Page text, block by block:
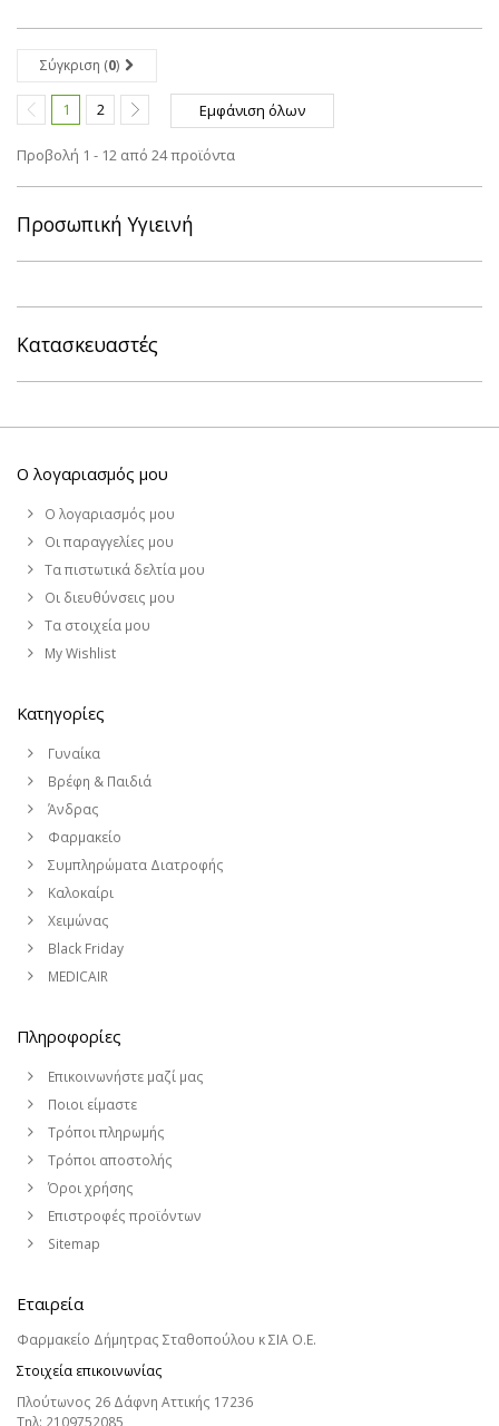
Σύγκριση (0)
Εμφάνιση όλων
1 2
Προβολή 1 - 12 από 24 προϊόντα
Προσωπική Υγιεινή
Κατασκευαστές
Ο λογαριασμός μου
Ο λογαριασμός μου
Οι παραγγελίες μου
Τα πιστωτικά δελτία μου
Οι διευθύνσεις μου
Τα στοιχεία μου
My Wishlist
Κατηγορίες
Γυναίκα
Βρέφη & Παιδιά
Άνδρας
Φαρμακείο
Συμπληρώματα Διατροφής
Καλοκαίρι
Χειμώνας
Black Friday
MEDICAIR
Πληροφορίες
Επικοινωνήστε μαζί μας
Ποιοι είμαστε
Τρόποι πληρωμής
Τρόποι αποστολής
Όροι χρήσης
Επιστροφές προϊόντων
Sitemap
Εταιρεία
Φαρμακείο Δήμητρας Σταθοπούλου κ ΣΙΑ Ο.Ε.
Στοιχεία επικοινωνίας
Πλούτωνος 26 Δάφνη Αττικής 17236